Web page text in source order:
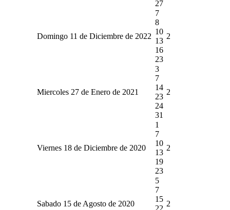
27
Domingo 11 de Diciembre de 2022
7
8
10
13
16
23
2
Miercoles 27 de Enero de 2021
3
7
14
23
24
31
2
Viernes 18 de Diciembre de 2020
1
7
10
13
19
23
2
Sabado 15 de Agosto de 2020
5
7
15
22
2